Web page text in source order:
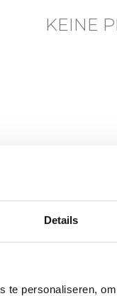
Details
te personaliseren,
KEINE